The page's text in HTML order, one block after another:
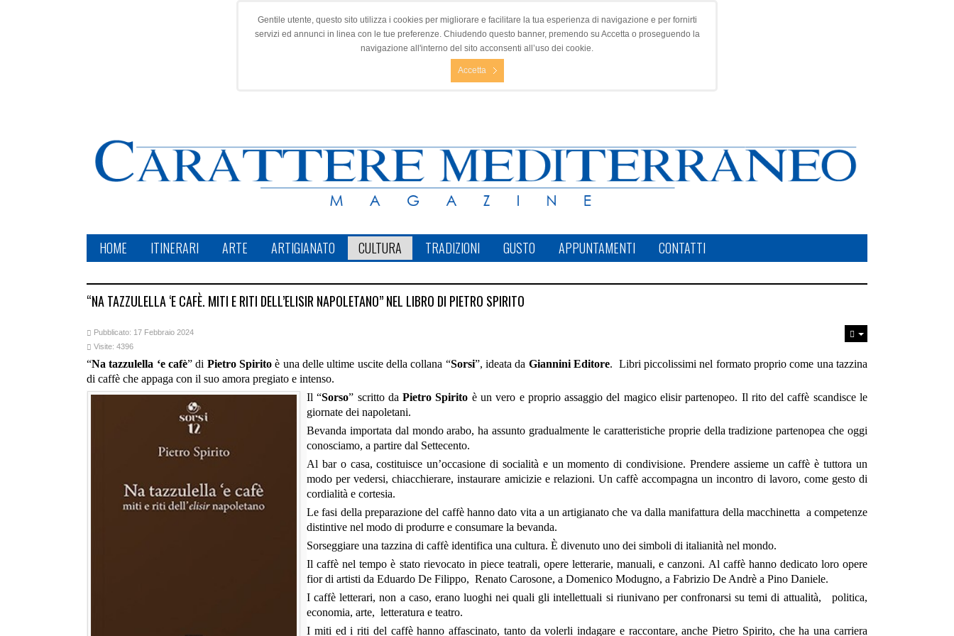
Gentile utente, questo sito utilizza i cookies per migliorare e facilitare la tua esperienza di navigazione e per fornirti
servizi ed annunci in linea con le tue preferenze. Chiudendo questo banner, premendo su Accetta o proseguendo la
navigazione all'interno del sito acconsenti all’uso dei cookie.
Accetta
HOME ITINERARI ARTE ARTIGIANATO CULTURA TRADIZIONI GUSTO APPUNTAMENTI CONTATTI
“NA TAZZULELLA ‘E CAFÈ. MITI E RITI DELL’ELISIR NAPOLETANO” NEL LIBRO DI PIETRO SPIRITO
Pubblicato: 17 Febbraio 2024
Visite: 4396
“Na tazzulella ‘e cafè” di Pietro Spirito è una delle ultime uscite della collana “Sorsi”, ideata da Giannini Editore. Libri piccolissimi nel formato proprio come una tazzina
di caffè che appaga con il suo amora pregiato e intenso.
Il “Sorso” scritto daPietro Spirito è un vero e proprio assaggio del magico elisir partenopeo. Il rito del caffè scandisce le
giornate dei napoletani.
Bevanda importata dal mondo arabo, ha assunto gradualmente le caratteristiche proprie della tradizione partenopea che oggi
conosciamo, a partire dal Settecento.
Al bar o casa, costituisce un’occasione di socialità e un momento di condivisione. Prendere assieme un caffè è tuttora un
modo per vedersi, chiacchierare, instaurare amicizie e relazioni. Un caffè accompagna un incontro di lavoro, come gesto di
cordialità e cortesia.
Le fasi della preparazione del caffè hanno dato vita a un artigianato che va dalla manifattura della macchinetta a competenze
distintive nel modo di produrre e consumare la bevanda.
Sorseggiare una tazzina di caffè identifica una cultura. È divenuto uno dei simboli di italianità nel mondo.
Il caffè nel tempo è stato rievocato in piece teatrali, opere letterarie, manuali, e canzoni. Al caffè hanno dedicato loro opere
fior di artisti da Eduardo De Filippo, Renato Carosone, a Domenico Modugno, a Fabrizio De Andrè a Pino Daniele.
I caffè letterari, non a caso, erano luoghi nei quali gli intellettuali si riunivano per confronarsi su temi di attualità, politica,
economia, arte, letteratura e teatro.
I miti ed i riti del caffè hanno affascinato, tanto da volerli indagare e raccontare, anche Pietro Spirito, che ha una carriera